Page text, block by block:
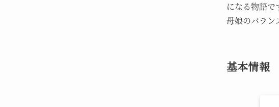
になる物語で
母娘のバラン
基本情報